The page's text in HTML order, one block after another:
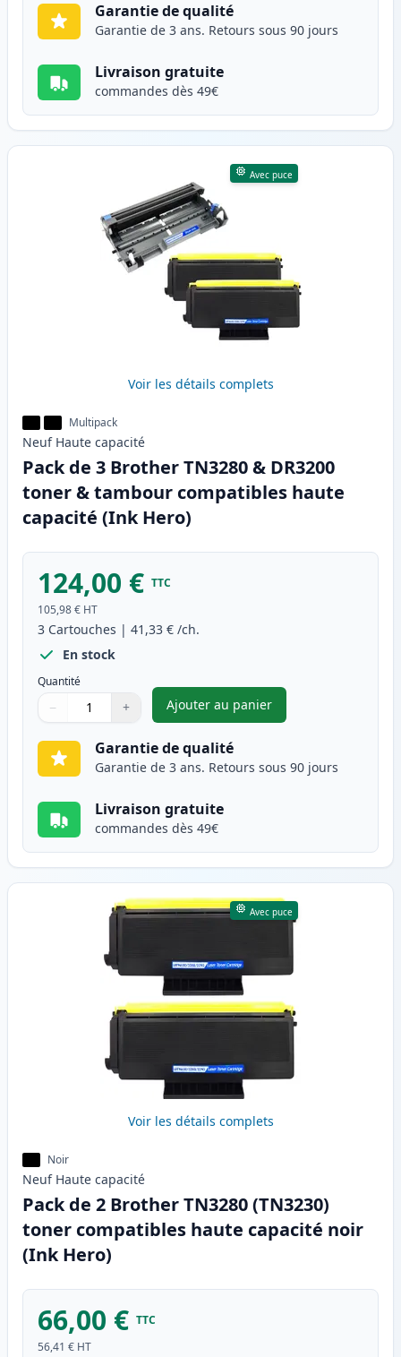
Garantie de qualité
Garantie de 3 ans. Retours sous 90 jours
Livraison gratuite
commandes dès 49€
Avec puce
Voir les détails complets
Multipack
Neuf Haute capacité
Pack de 3 Brother TN3280 & DR3200
toner & tambour compatibles haute
capacité (Ink Hero)
124,00 € TTC
105,98 € HT
3 Cartouches | 41,33 € /ch.
En stock
Quantité
Quantité
Utilisez les boutons pour ajuster
− +
Quantité
Ajouter au panier
,Pack de 3 Brother TN3280
Garantie de qualité
Garantie de 3 ans. Retours sous 90 jours
Livraison gratuite
commandes dès 49€
Avec puce
Voir les détails complets
Noir
Neuf Haute capacité
Pack de 2 Brother TN3280 (TN3230)
toner compatibles haute capacité noir
(Ink Hero)
66,00 € TTC
56,41 € HT